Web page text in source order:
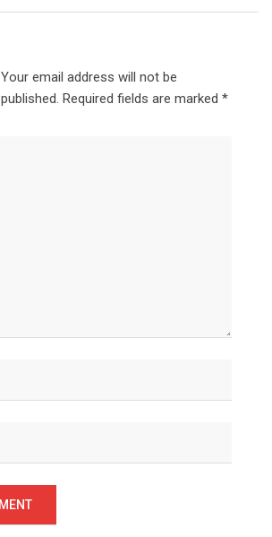
Your email address will not be
published. Required fields are marked *